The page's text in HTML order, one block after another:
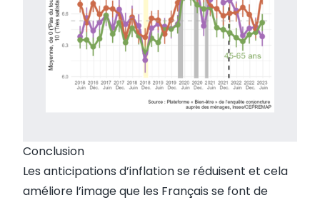
Conclusion
Les anticipations d’inflation se réduisent et cela
améliore l’image que les Français se font de